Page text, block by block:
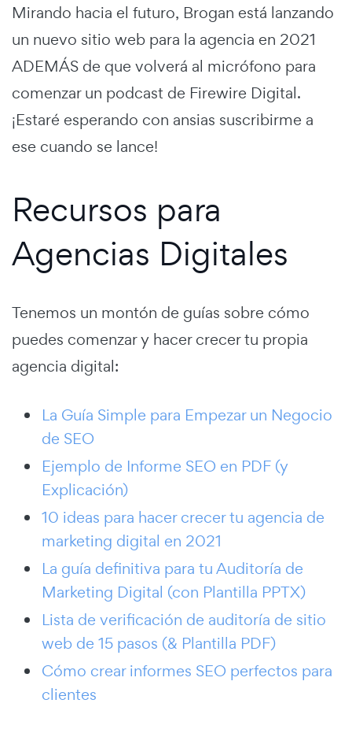
Mirando hacia el futuro, Brogan está lanzando
un nuevo sitio web para la agencia en 2021
ADEMÁS de que volverá al micrófono para
comenzar un podcast de Firewire Digital.
¡Estaré esperando con ansias suscribirme a
ese cuando se lance!
Recursos para
Agencias Digitales
Tenemos un montón de guías sobre cómo
puedes comenzar y hacer crecer tu propia
agencia digital:
La Guía Simple para Empezar un Negocio
de SEO
Ejemplo de Informe SEO en PDF (y
Explicación)
10 ideas para hacer crecer tu agencia de
marketing digital en 2021
La guía definitiva para tu Auditoría de
Marketing Digital (con Plantilla PPTX)
Lista de verificación de auditoría de sitio
web de 15 pasos (& Plantilla PDF)
Cómo crear informes SEO perfectos para
clientes